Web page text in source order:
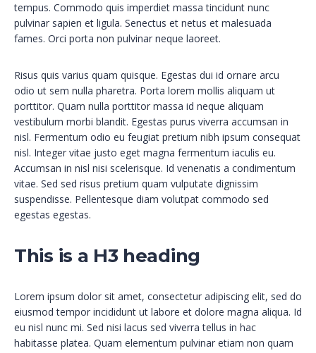
tempus. Commodo quis imperdiet massa tincidunt nunc
pulvinar sapien et ligula. Senectus et netus et malesuada
fames. Orci porta non pulvinar neque laoreet.
Risus quis varius quam quisque. Egestas dui id ornare arcu
odio ut sem nulla pharetra. Porta lorem mollis aliquam ut
porttitor. Quam nulla porttitor massa id neque aliquam
vestibulum morbi blandit. Egestas purus viverra accumsan in
nisl. Fermentum odio eu feugiat pretium nibh ipsum consequat
nisl. Integer vitae justo eget magna fermentum iaculis eu.
Accumsan in nisl nisi scelerisque. Id venenatis a condimentum
vitae. Sed sed risus pretium quam vulputate dignissim
suspendisse. Pellentesque diam volutpat commodo sed
egestas egestas.
This is a H3 heading
Lorem ipsum dolor sit amet, consectetur adipiscing elit, sed do
eiusmod tempor incididunt ut labore et dolore magna aliqua. Id
eu nisl nunc mi. Sed nisi lacus sed viverra tellus in hac
habitasse platea. Quam elementum pulvinar etiam non quam